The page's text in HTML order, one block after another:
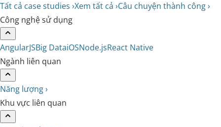
Tất cả case studies ›Xem tất cả ›Câu chuyện thành công ›
Công nghệ sử dụng
AngularJSBig DataiOSNode.jsReact Native
Ngành liên quan
Năng lượng ›
Khu vực liên quan